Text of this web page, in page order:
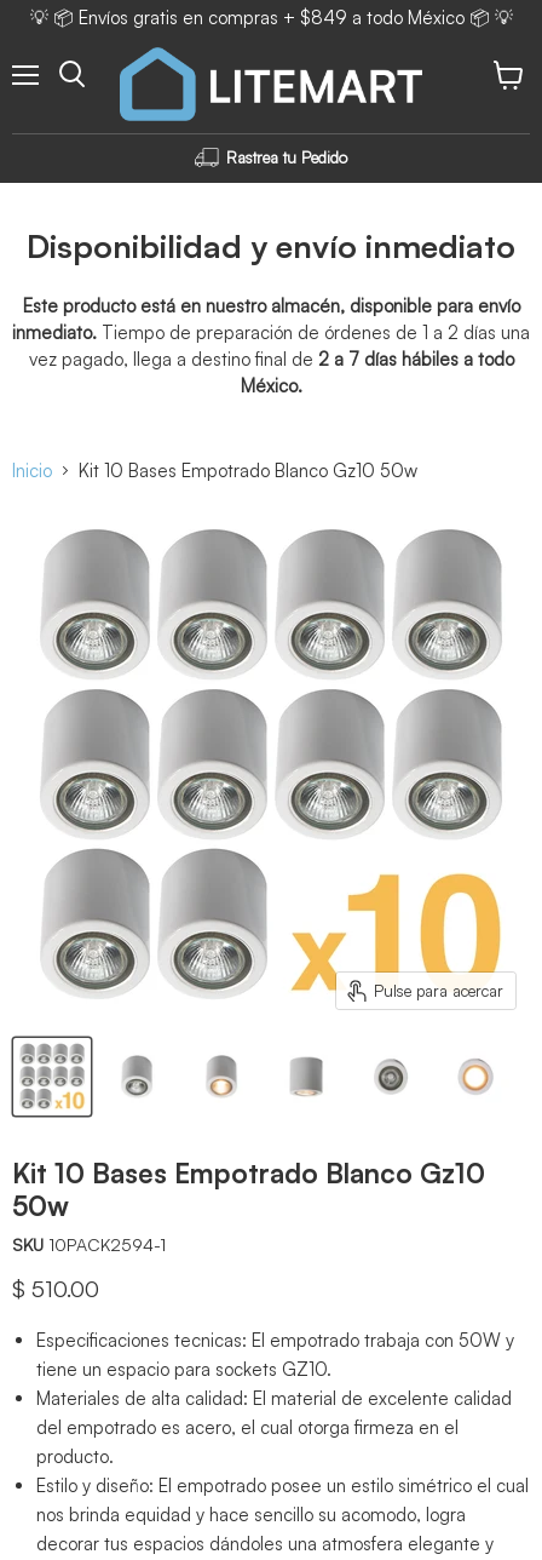
💡 📦 Envíos gratis en compras + $849 a todo México 📦 💡
Rastrea tu Pedido
Disponibilidad y envío inmediato
Este producto está en nuestro almacén, disponible para envío
inmediato. Tiempo de preparación de órdenes de 1 a 2 días una
vez pagado, llega a destino final de 2 a 7 días hábiles a todo
México.
Inicio Kit 10 Bases Empotrado Blanco Gz10 50w
Pulse para acercar
Kit 10 Bases Empotrado Blanco Gz10
50w
SKU 10PACK2594-1
Precio actual
$ 510.00
Especificaciones tecnicas: El empotrado trabaja con 50W y
tiene un espacio para sockets GZ10.
Materiales de alta calidad: El material de excelente calidad
del empotrado es acero, el cual otorga firmeza en el
producto.
Estilo y diseño: El empotrado posee un estilo simétrico el cual
nos brinda equidad y hace sencillo su acomodo, logra
decorar tus espacios dándoles una atmosfera elegante y